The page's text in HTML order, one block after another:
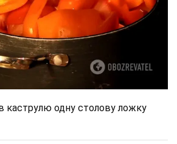
каструлю одну столову ложку